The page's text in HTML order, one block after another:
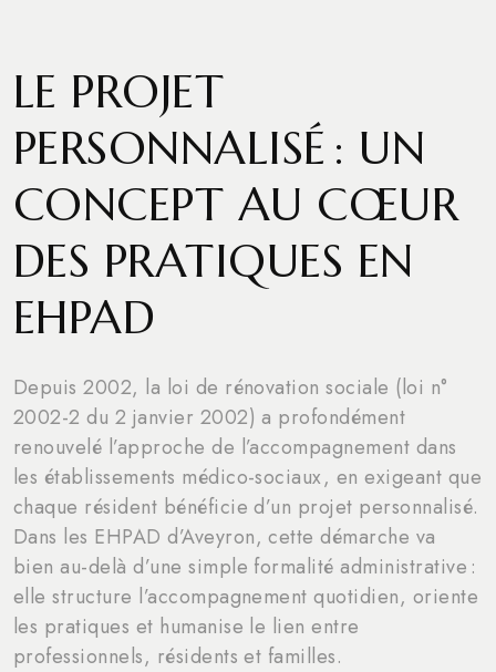
LE PROJET
PERSONNALISÉ : UN
CONCEPT AU CŒUR
DES PRATIQUES EN
EHPAD
Depuis 2002, la loi de rénovation sociale (loi n°
2002-2 du 2 janvier 2002) a profondément
renouvelé l’approche de l’accompagnement dans
les établissements médico-sociaux, en exigeant que
chaque résident bénéficie d’un projet personnalisé.
Dans les EHPAD d’Aveyron, cette démarche va
bien au-delà d’une simple formalité administrative :
elle structure l’accompagnement quotidien, oriente
les pratiques et humanise le lien entre
professionnels, résidents et familles.